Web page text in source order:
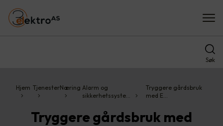
Søk
Hjem TjenesterNæring Alarm og
sikkerhetssyste…
Tryggere gårdsbruk
med E…
Tryggere gårdsbruk med